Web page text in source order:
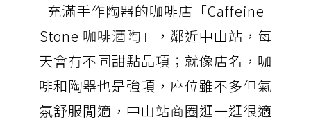
充滿手作陶器的咖啡店「Caffeine
Stone 咖啡酒陶」
，鄰近中山站，每
天會有不同甜點品項；就像店名，咖
啡和陶器也是強項，座位雖不多但氣
氛舒服閒適，中山站商圈逛一逛很適